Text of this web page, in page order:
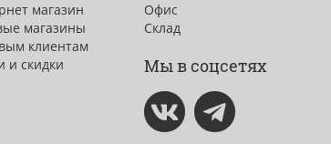
магазин
магазины
клиентам
и скидки
Офис
Склад
Мы в соцсетях